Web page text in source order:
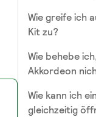
Wie greife ich
Kit zu?
Wie behebe
Akkordeon
Wie kann ich
gleichzeitig